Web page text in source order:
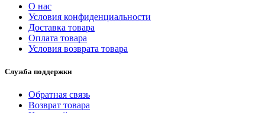
О нас
Условия конфиденциальности
Доставка товара
Оплата товара
Условия возврата товара
Служба поддержки
Обратная связь
Возврат товара